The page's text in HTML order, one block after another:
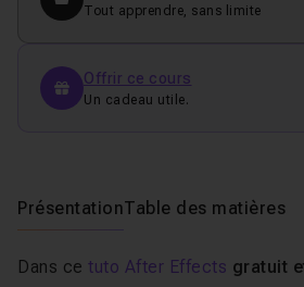
Tout apprendre, sans limite
Offrir ce cours
Un cadeau utile.
PrésentationTable des matières
Dans ce tuto After Effects gratuit